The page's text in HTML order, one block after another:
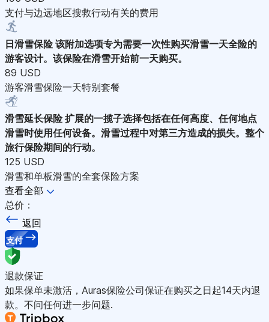
支付与边远地区搜救行动有关的费用
日滑雪保险 该附加选项专为需要一次性购买滑雪一天全险的
游客设计。该保险在滑雪开始前一天购买。
89 USD
游客滑雪保险一天特别套餐
滑雪延长保险 扩展的一揽子选择包括在任何高度、任何地点
滑雪时使用任何设备。滑雪过程中对第三方造成的损失。整个
旅行保险期间的行动。
125 USD
滑雪和单板滑雪的全套保险方案
查看全部
总价：
返回
支付
退款保证
如果保单未激活，Auras保险公司保证在购买之日起14天内退
款。不问任何进一步问题.